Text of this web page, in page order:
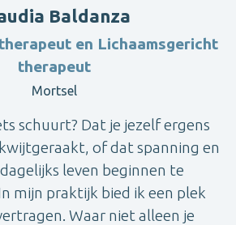
Baldanza
en Lichaamsgericht
therapeut
Mortsel
schuurt? Dat je jezelf ergens
of dat spanning en
leven beginnen te
mijn praktijk bied ik een plek
Waar niet alleen je